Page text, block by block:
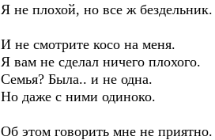
Я не плохой, но все ж бездельник.
И не смотрите косо на меня.
Я вам не сделал ничего плохого.
Семья? Была.. и не одна.
Но даже с ними одиноко.
Об этом говорить мне не приятно.